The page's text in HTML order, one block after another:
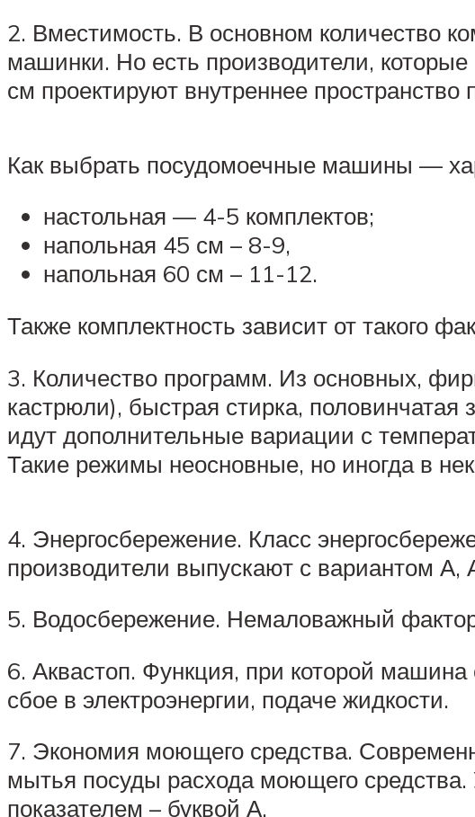
2. Вместимость. В основном количество
машинки. Но есть производители,
см проектируют внутреннее пространство
Как выбрать посудомоечные машины —
настольная — 4-5 комплектов;
напольная 45 см – 8-9,
напольная 60 см – 11-12.
Также комплектность зависит от такого
3. Количество программ. Из основных,
кастрюли), быстрая стирка, половинчатая
идут дополнительные вариации с
Такие режимы неосновные, но иногда в
4. Энергосбережение. Класс
производители выпускают с вариантом
5. Водосбережение. Немаловажный
6. Аквастоп. Функция, при которой
сбое в электроэнергии, подаче жидкости.
7. Экономия моющего средства.
мытья посуды расхода моющего
показателем – буквой А.